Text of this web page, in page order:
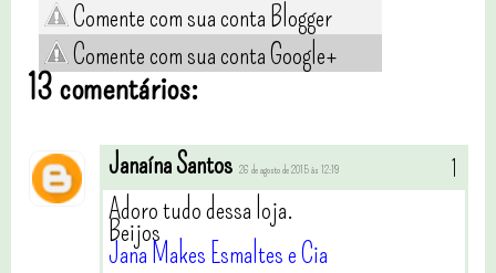
Comente com sua conta Blogger
Comente com sua conta Google+
13 comentários:
Janaína Santos 26 de agosto de 2015 às 12:19
Adoro tudo dessa loja.
Beijos
Jana Makes Esmaltes e Cia